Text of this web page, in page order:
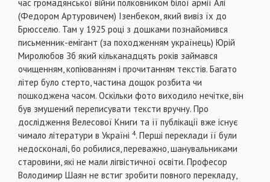
час громадянської війни полковником білої армії Алі
(Федором Артуровичем) Ізенбеком, який вивіз їх до
Брюсселю. Там у 1925 році з дошками познайомився
письменник-емігант (за походженням українець) Юрій
Миролюбов Зб який кільканадцять років займався
очищенням, копіюванням і прочитанням текстів. Багато
літер було стерто, частина дощок розби­та чи
пошкоджена часом. Оскільки фото вихо­дило нечітке, він
був змушений переписувати тек­сти вручну. Про
дослідження Велесової Книги та її публікації вже існує
чимало літератури в Ук­раїні 4. Перші переклади її були
недосконалі, бо робилися, переважно, шанувальниками
старови­ни, які не мали лігвістичної освіти. Професор
Володимир Шаян не встиг зробити повного пе­рекладу,